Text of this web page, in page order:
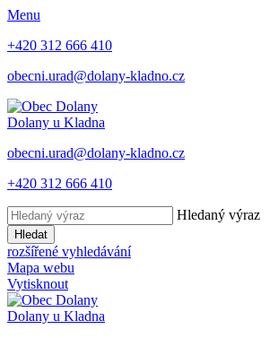
Menu
+420 312 666 410
obecni.urad@dolany-kladno.cz
Dolany u Kladna
obecni.urad@dolany-kladno.cz
+420 312 666 410
Hledaný výraz
Hledat
rozšířené vyhledávání
Mapa webu
Vytisknout
Dolany u Kladna